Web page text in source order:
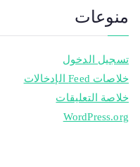
منوعات
تسجيل الدخول
خلاصات Feed الإدخالات
خلاصة التعليقات
WordPress.org